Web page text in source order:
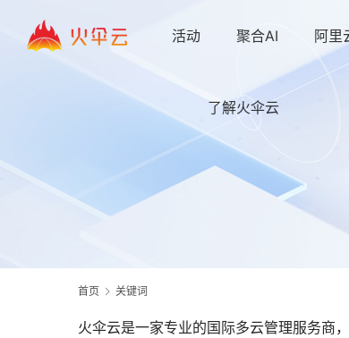
活动 聚合AI 阿里
了解火伞云
首页 关键词
火伞云是一家专业的国际多云管理服务商